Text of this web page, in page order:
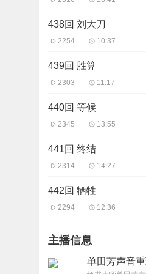
438回 刘大刀
2254 10:37
439回 胜算
2303 11:17
440回 等候
2345 13:55
441回 终结
2314 14:27
442回 牺牲
2294 12:36
主播信息
单田芳声音